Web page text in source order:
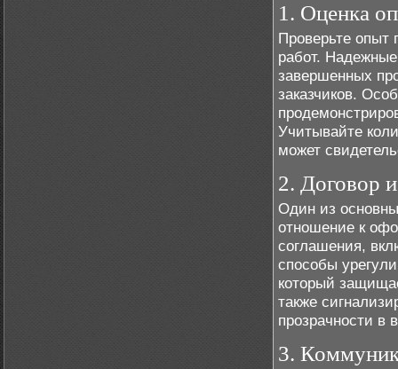
1. Оценка
Проверьте опыт
работ.
завершенных
заказчиков.
Учитывайте
может
2. Договор
Один из
отношение к
соглашения,
способы
который
также
прозрачности в
3.